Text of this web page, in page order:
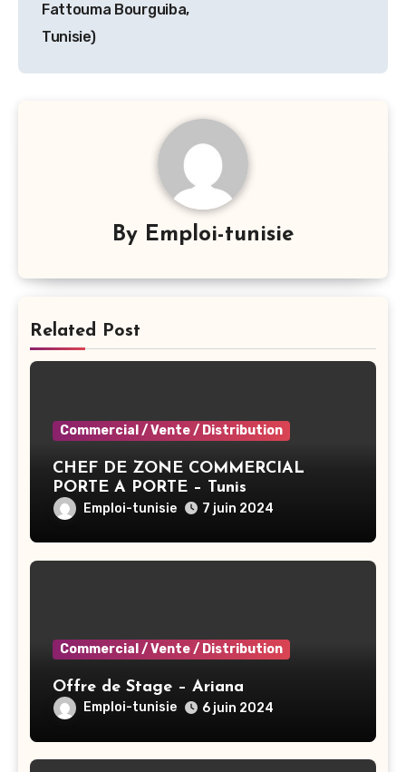
Fattouma Bourguiba,
Tunisie)
By Emploi-tunisie
Related Post
Commercial / Vente / Distribution
CHEF DE ZONE COMMERCIAL
PORTE A PORTE – Tunis
Emploi-tunisie 7 juin 2024
Commercial / Vente / Distribution
Offre de Stage – Ariana
Emploi-tunisie 6 juin 2024